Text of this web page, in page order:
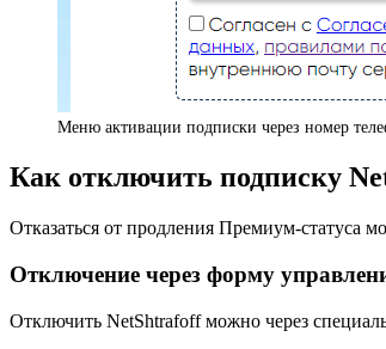
Меню активации подписки через номер
Как отключить подписку
Отказаться от продления Премиум-статуса
Отключение через форму
Отключить NetShtrafoff можно через